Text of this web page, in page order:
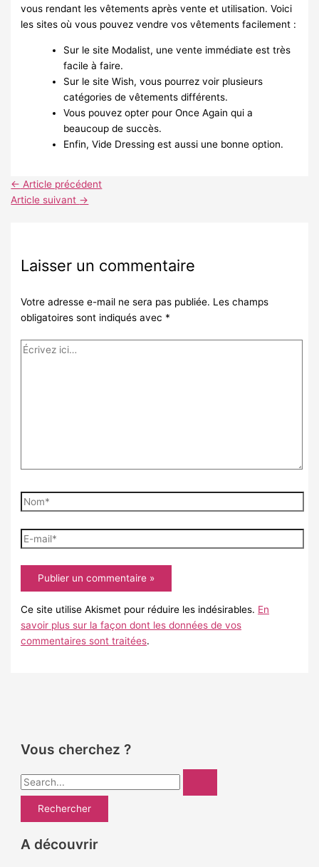
vous rendant les vêtements après vente et utilisation. Voici
les sites où vous pouvez vendre vos vêtements facilement :
Sur le site Modalist, une vente immédiate est très
facile à faire.
Sur le site Wish, vous pourrez voir plusieurs
catégories de vêtements différents.
Vous pouvez opter pour Once Again qui a
beaucoup de succès.
Enfin, Vide Dressing est aussi une bonne option.
← Article précédent
Article suivant →
Laisser un commentaire
Votre adresse e-mail ne sera pas publiée. Les champs
obligatoires sont indiqués avec *
Écrivez
Nom*
E-
mail*
Ce site utilise Akismet pour réduire les indésirables. En
savoir plus sur la façon dont les données de vos
commentaires sont traitées.
Vous cherchez ?
R
e
A découvrir